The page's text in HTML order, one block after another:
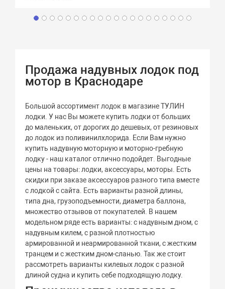
Продажа надувных лодок под
мотор в Краснодаре
Большой ассортимент лодок в магазине ТУЛИН
лодки. У нас Вы можете купить лодки от больших
до маленьких, от дорогих до дешевых, от резиновых
до лодок из поливинилхлорида. Если Вам нужно
купить надувную моторную и моторно-гребную
лодку - наш каталог отлично подойдет. Выгодные
цены на товары: лодки, аксессуары, моторы. Есть
скидки при заказе аксессуаров разного типа вместе
с лодкой с сайта. Есть варианты разной длины,
типа дна, грузоподъемности, диаметра баллона,
множество отзывов от покупателей. В нашем
модельном ряде есть варианты: с надувным дном, с
надувным килем, с разной плотностью
армированной и неармированной ткани, с жестким
транцем и с жестким дном-сланью. Так же стоит
рассмотреть варианты килевых лодок с разной
длиной судна и купить себе подходящую лодку.